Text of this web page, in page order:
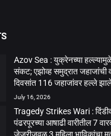
Azov Sea : युक्रेनच्या हल्ल्यामुळे
संकट; एझोव्ह समुद्रात जहाजांची
दिवसांत 116 जहाजांवर हल्ले
July 16, 2026
Tragedy Strikes Wari :
पंढरपूरच्या आषाढी वारीतील 7